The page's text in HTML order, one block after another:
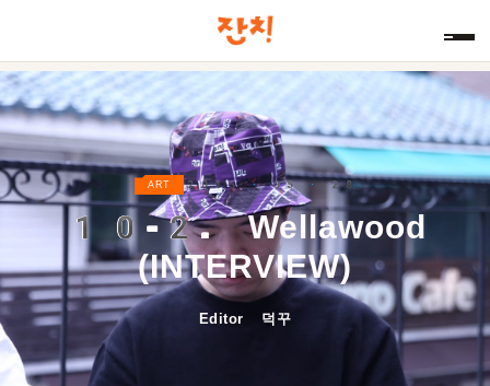
ART 2015 · 05 · 28
10-2.Wellawood
(INTERVIEW)
Editor 덕꾸